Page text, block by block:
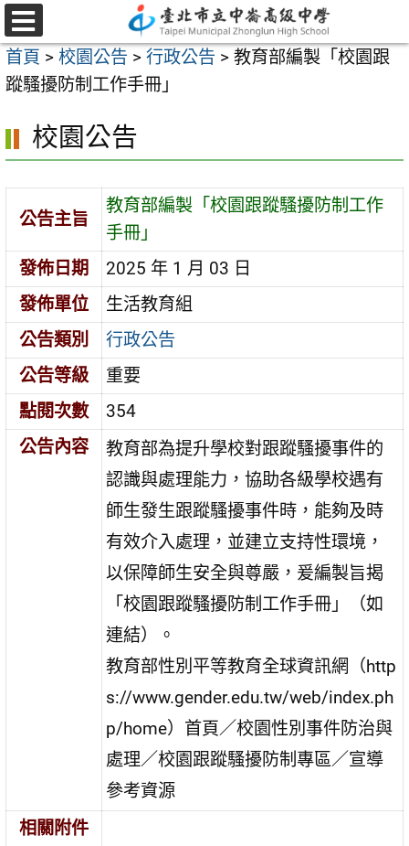
跳
至
主
要
容
選
單
首頁 > 校園公告 > 行政公告 > 教育部編製「校園跟
蹤騷擾防制工作手冊」
校園公告
公告主旨
教育部編製「校園跟蹤騷擾防制工作
手冊」
發佈日期
2025 年 1 月 03 日
發佈單位
生活教育組
公告類別
行政公告
公告等級
重要
點閱次數
354
公告內容
教育部為提升學校對跟蹤騷擾事件的
認識與處理能力，協助各級學校遇有
師生發生跟蹤騷擾事件時，能夠及時
有效介入處理，並建立支持性環境，
以保障師生安全與尊嚴，爰編製旨揭
「校園跟蹤騷擾防制工作手冊」（如
連結）。
教育部性別平等教育全球資訊網（http
s://www.gender.edu.tw/web/index.ph
p/home）首頁／校園性別事件防治與
處理／校園跟蹤騷擾防制專區／宣導
參考資源
相關附件